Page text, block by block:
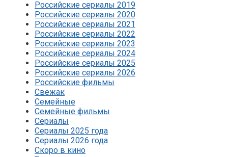
Российские сериалы 2019
Российские сериалы 2020
Российские сериалы 2021
Российские сериалы 2022
Российские сериалы 2023
Российские сериалы 2024
Российские сериалы 2025
Российские сериалы 2026
Российские фильмы
Свежак
Семейные
Семейные фильмы
Сериалы
Сериалы 2025 года
Сериалы 2026 года
Скоро в кино